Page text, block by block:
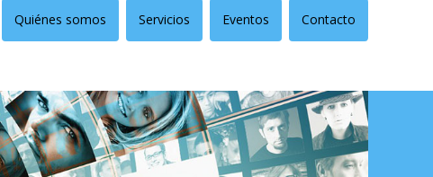
Quiénes somos Servicios Eventos Contacto